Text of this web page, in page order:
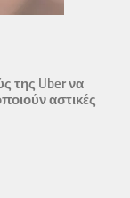
της Uber να
αστικές